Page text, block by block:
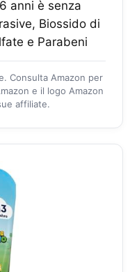
anni è senza
Biossido di
e Parabeni
Consulta Amazon per
e il logo Amazon
affiliate.